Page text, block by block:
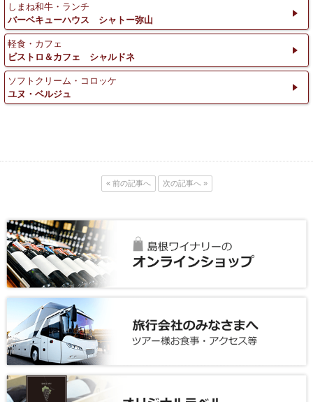
しまね和牛・ランチ
バーベキューハウス シャトー弥山
軽食・カフェ
ビストロ＆カフェ シャルドネ
ソフトクリーム・コロッケ
ユヌ・ベルジュ
« 前の記事へ 次の記事へ »